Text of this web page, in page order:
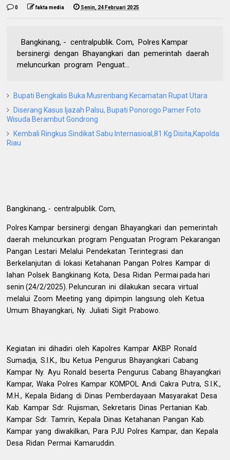
0 fakta media Senin, 24 Februari 2025
Bangkinang, - centralpublik. Com, Polres Kampar
bersinergi dengan Bhayangkari dan pemerintah daerah
meluncurkan program Penguat...
Bupati Bengkalis Buka Musrenbang Kecamatan Rupat Utara
Diserang Kasus Ijazah Palsu, Bupati Ponorogo Pamer Foto
Wisuda Berambut Gondrong
Kembali Ringkus Sindikat Sabu Internasioal,81 Kg Disita,Kapolda
Riau
Bangkinang, - centralpublik. Com,
Polres Kampar bersinergi dengan Bhayangkari dan pemerintah
daerah meluncurkan program Penguatan Program Pekarangan
Pangan Lestari Melalui Pendekatan Terintegrasi dan
Berkelanjutan di lokasi Ketahanan Pangan Polres Kampar di
lahan Polsek Bangkinang Kota, Desa Ridan Permai pada hari
senin (24/2/2025). Peluncuran ini dilakukan secara virtual
melalui Zoom Meeting yang dipimpin langsung oleh Ketua
Umum Bhayangkari, Ny. Juliati Sigit Prabowo.
Kegiatan ini dihadiri oleh Kapolres Kampar AKBP Ronald
Sumadja, S.I.K., Ibu Ketua Pengurus Bhayangkari Cabang
Kampar Ny. Ayu Ronald beserta Pengurus Cabang Bhayangkari
Kampar, Waka Polres Kampar KOMPOL Andi Cakra Putra, S.I.K.,
M.H., Kepala Bidang di Dinas Pemberdayaan Masyarakat Desa
Kab. Kampar Sdr. Rujisman, Sekretaris Dinas Pertanian Kab.
Kampar Sdr. Tamrin, Kepala Dinas Ketahanan Pangan Kab.
Kampar yang diwakilkan, Para PJU Polres Kampar, dan Kepala
Desa Ridan Permai Kamaruddin.